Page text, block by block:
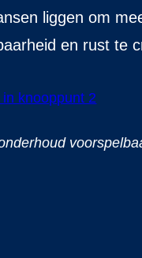
liggen om
en rust te
knooppunt 2